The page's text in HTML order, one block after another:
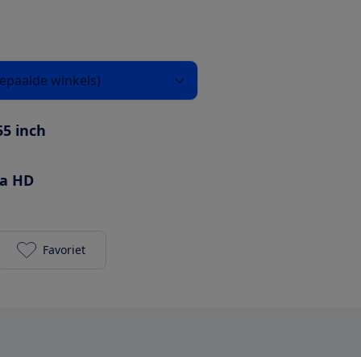
winkels)
inch
HD
Samsung QE55Q75C toevoegen aan je favorieten
Favoriet